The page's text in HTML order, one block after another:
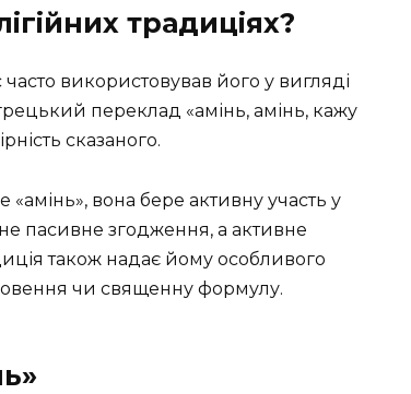
традиціях?
використовував його у вигляді
переклад «амінь, амінь, кажу
сказаного.
вона бере активну участь у
пасивне згодження, а активне
також надає йому особливого
чи священну формулу.